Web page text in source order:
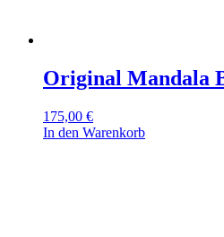
Original Mandala
175,00 €
In den Warenkorb